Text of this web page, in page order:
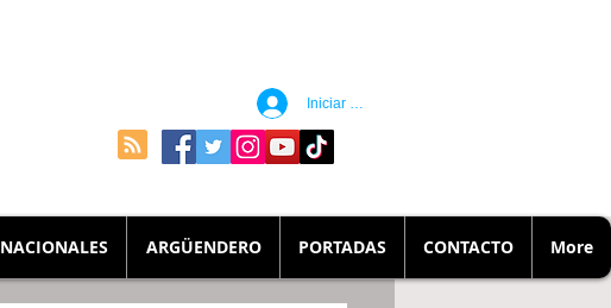
Iniciar sesión
NACIONALES ARGÜENDERO PORTADAS CONTACTO More